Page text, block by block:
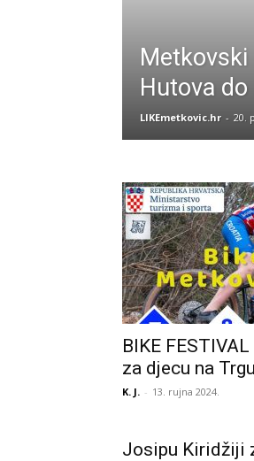
Hutova do
LIKEmetkovic.hr - 20.
BIKE
za djecu na
K. J. - 13. rujna 2024.
Josipu Kiridžiji